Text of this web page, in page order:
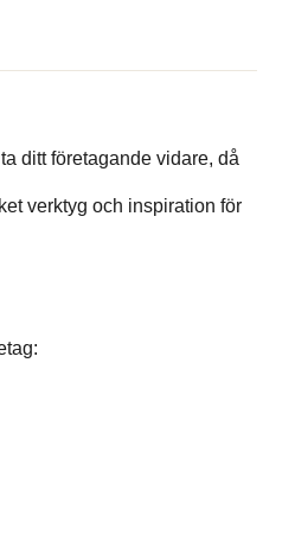
ditt företagande vidare, då
verktyg och inspiration för